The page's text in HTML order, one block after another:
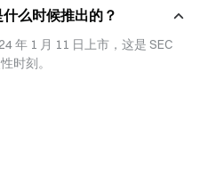
管，提升透明度与投资人信心。
比特币，但可以投资受监管的
么时候推出的？
年 1 月 11 日上市，这是 SEC
时刻。